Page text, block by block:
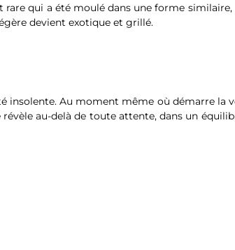
qui a été moulé dans une forme similaire,
devient exotique et grillé.
insolente. Au moment même où démarre la
au-delà de toute attente, dans un